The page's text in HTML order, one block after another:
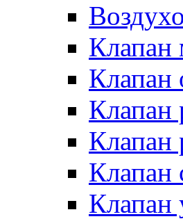
Клапан
Клапан
Клапан
Клапан
Клапан
Клапан